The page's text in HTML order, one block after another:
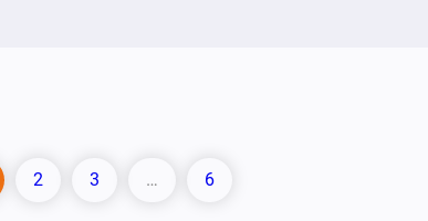
2 3 … 6